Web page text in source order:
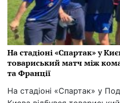
На стадіоні «Спартак» у
товариський матч між
та Франції
На стадіоні «Спартак» у